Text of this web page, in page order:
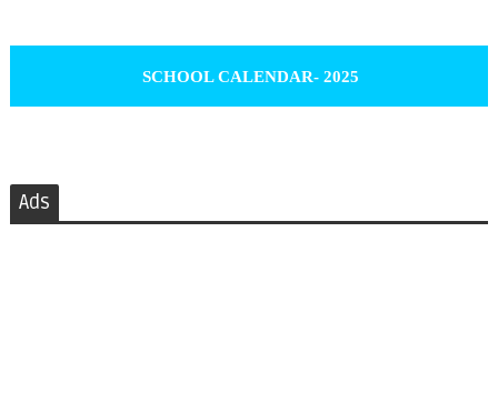
SCHOOL CALENDAR- 2025
Ads